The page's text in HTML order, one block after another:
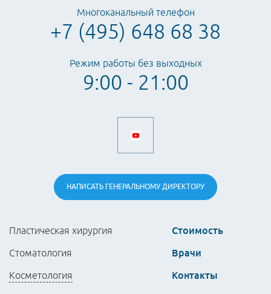
Многоканальный телефон
+7 (495) 648 68 38
Режим работы без выходных
9:00 - 21:00
НАПИСАТЬ ГЕНЕРАЛЬНОМУДИРЕКТОРУ
Пластическая хирургия
Стоматология
Косметология
Стоимость
Врачи
Контакты